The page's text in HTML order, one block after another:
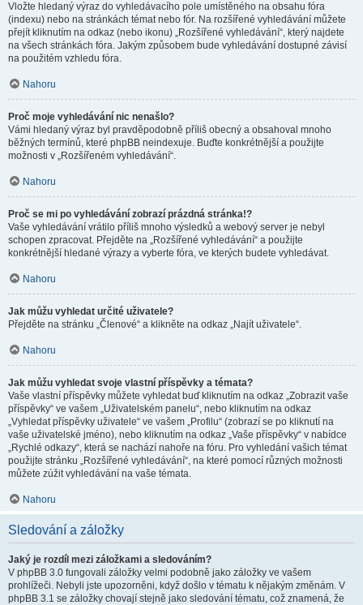
Vložte hledaný výraz do vyhledávacího pole umístěného na obsahu fóra
(indexu) nebo na stránkách témat nebo fór. Na rozšířené vyhledávání můžete
přejít kliknutím na odkaz (nebo ikonu) „Rozšířené vyhledávání“, který najdete
na všech stránkách fóra. Jakým způsobem bude vyhledávání dostupné závisí
na použitém vzhledu fóra.
Nahoru
Proč moje vyhledávání nic nenašlo?
Vámi hledaný výraz byl pravděpodobně příliš obecný a obsahoval mnoho
běžných termínů, které phpBB neindexuje. Buďte konkrétnější a použijte
možnosti v „Rozšířeném vyhledávání“.
Nahoru
Proč se mi po vyhledávání zobrazí prázdná stránka!?
Vaše vyhledávání vrátilo příliš mnoho výsledků a webový server je nebyl
schopen zpracovat. Přejděte na „Rozšířené vyhledávání“ a použijte
konkrétnější hledané výrazy a vyberte fóra, ve kterých budete vyhledávat.
Nahoru
Jak můžu vyhledat určité uživatele?
Přejděte na stránku „Členové“ a klikněte na odkaz „Najít uživatele“.
Nahoru
Jak můžu vyhledat svoje vlastní příspěvky a témata?
Vaše vlastní příspěvky můžete vyhledat buď kliknutím na odkaz „Zobrazit vaše
příspěvky“ ve vašem „Uživatelském panelu“, nebo kliknutím na odkaz
„Vyhledat příspěvky uživatele“ ve vašem „Profilu“ (zobrazí se po kliknutí na
vaše uživatelské jméno), nebo kliknutím na odkaz „Vaše příspěvky“ v nabídce
„Rychlé odkazy“, která se nachází nahoře na fóru. Pro vyhledání vašich témat
použijte stránku „Rozšířené vyhledávání“, na které pomocí různých možnosti
můžete zúžit vyhledávání na vaše témata.
Nahoru
Sledování a záložky
Jaký je rozdíl mezi záložkami a sledováním?
V phpBB 3.0 fungovali záložky velmi podobně jako záložky ve vašem
prohlížeči. Nebyli jste upozorněni, když došlo v tématu k nějakým změnám. V
phpBB 3.1 se záložky chovají stejně jako sledování tématu, což znamená, že